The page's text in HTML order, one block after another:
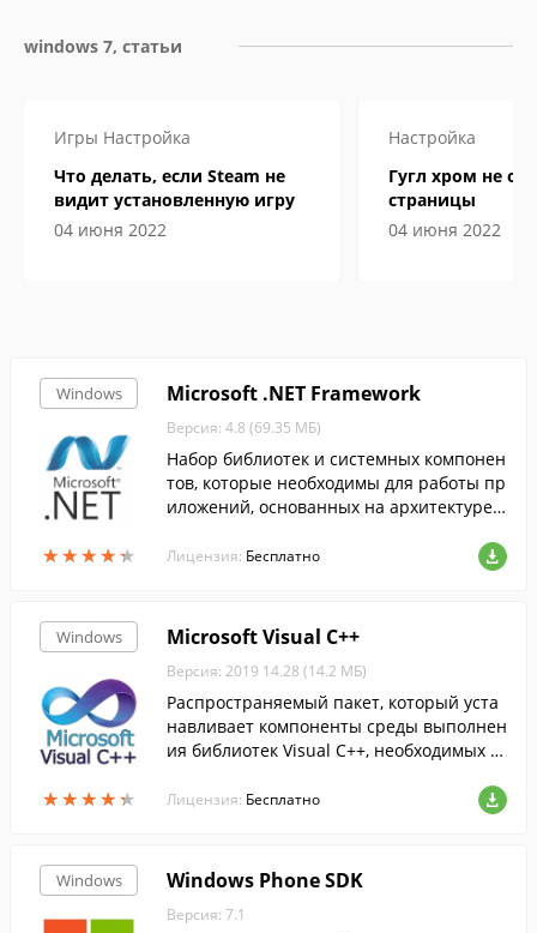
windows 7, статьи
Игры Настройка
Что делать, если Steam не
видит установленную игру
04 июня 2022
Настройка
Гугл хром не
страницы
04 июня 2022
Windows
★★★★★
★★★★★
Microsoft .NET Framework
Версия: 4.8 (69.35 МБ)
Набор библиотек и системных компонен
тов, которые необходимы для работы пр
иложений, основанных на архитектуре .
Лицензия: Бесплатно
Windows
★★★★★
★★★★★
Microsoft Visual C++
Версия: 2019 14.28 (14.2 МБ)
Распространяемый пакет, который уста
навливает компоненты среды выполнен
ия библиотек Visual C++, необходимых д
с помощью Visual C++, на компьютере б
Лицензия: Бесплатно
Windows Windows Phone SDK
Версия: 7.1